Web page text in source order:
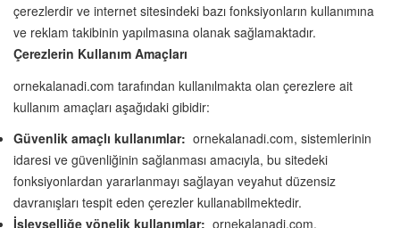
çerezlerdir ve internet sitesindeki bazı fonksiyonların kullanımına
ve reklam takibinin yapılmasına olanak sağlamaktadır.
Çerezlerin Kullanım Amaçları
ornekalanadi.com tarafından kullanılmakta olan çerezlere ait
kullanım amaçları aşağıdaki gibidir:
Güvenlik amaçlı kullanımlar: ornekalanadi.com, sistemlerinin
idaresi ve güvenliğinin sağlanması amacıyla, bu sitedeki
fonksiyonlardan yararlanmayı sağlayan veyahut düzensiz
davranışları tespit eden çerezler kullanabilmektedir.
İşlevselliğe yönelik kullanımlar: ornekalanadi.com,